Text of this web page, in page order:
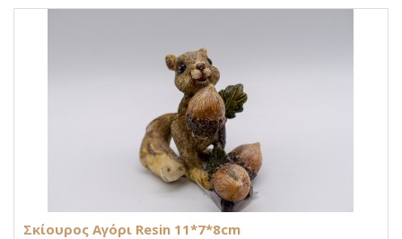
Σκίουρος Αγόρι Resin 11*7*8cm